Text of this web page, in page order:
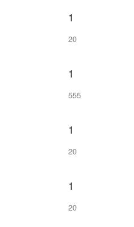
1
20
1
555
1
20
1
20